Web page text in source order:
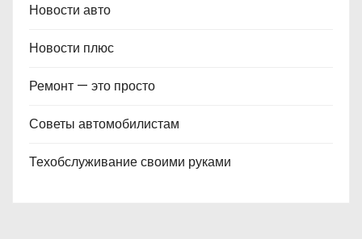
Новости авто
Новости плюс
Ремонт — это просто
Советы автомобилистам
Техобслуживание своими руками